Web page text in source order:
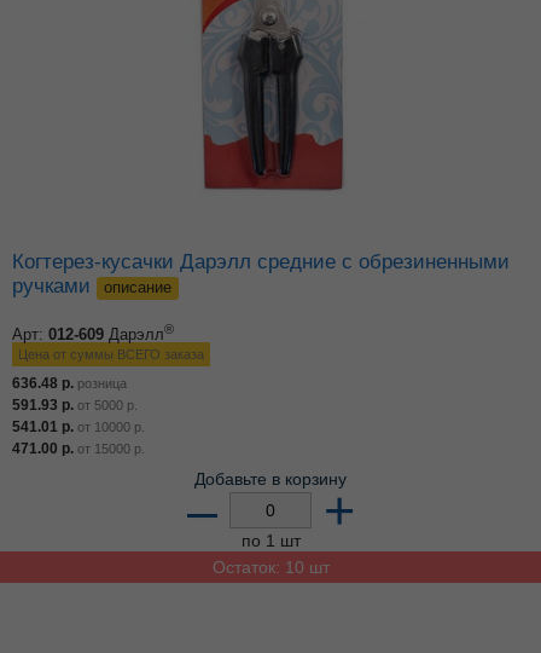
Когтерез-кусачки Дарэлл средние с обрезиненными
ручками
описание
Арт: 012-609 Дарэлл®
Цена от суммы ВСЕГО заказа
636.48 р. розница
591.93 р. от 5000 р.
541.01 р. от 10000 р.
471.00 р. от 15000 р.
Добавьте в корзину
– +
по 1 шт
Остаток: 10 шт